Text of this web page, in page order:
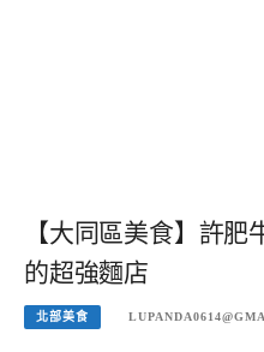
【大同區美食】許
的超強麵店
北部美食